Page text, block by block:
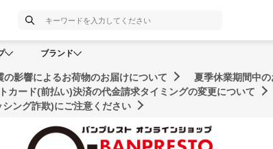
ブランド
の影響によるお荷物のお届けについて
夏季休業期間中
カード(前払い)決済の代金請求タイミングの変更について
ング詐欺)にご注意ください